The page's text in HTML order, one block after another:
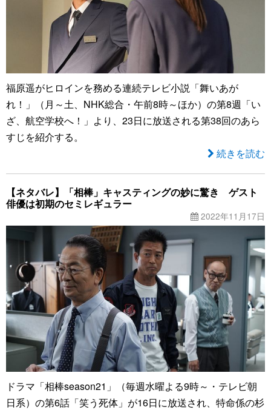
福原遥がヒロインを務める連続テレビ小説「舞いあが
れ！」（月～土、NHK総合・午前8時～ほか）の第8週「い
ざ、航空学校へ！」より、23日に放送される第38回のあら
すじを紹介する。
続きを読む
【ネタバレ】「相棒」キャスティングの妙に驚き ゲスト
俳優は初期のセミレギュラー
2022年11月17日
ドラマ「相棒season21」（毎週水曜よる9時～・テレビ朝
日系）の第6話「笑う死体」が16日に放送され、特命係の杉